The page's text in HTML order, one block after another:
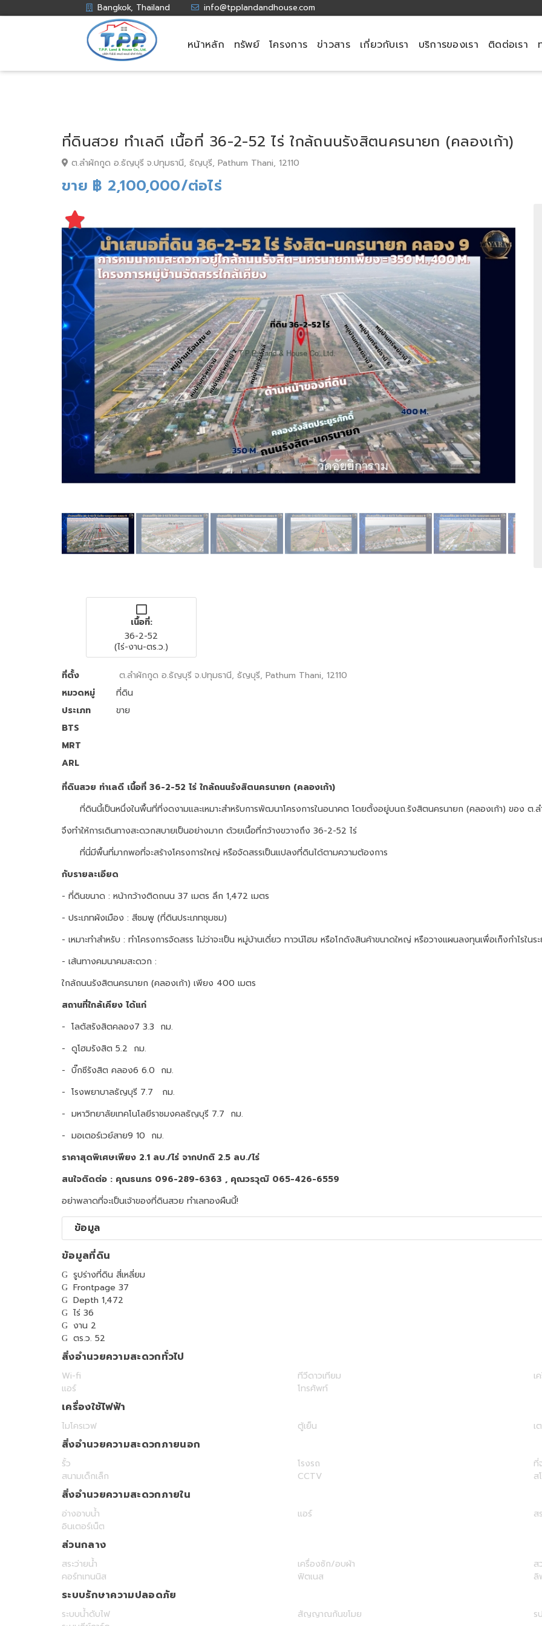
Bangkok, Thailand info@tpplandandhouse.com
หน้าหลัก ทรัพย์ โครงการ ข่าวสาร เกี่ยวกับเรา บริการของเรา ติดต่อเรา
ที่ดินสวย ทำเลดี เนื้อที่ 36-2-52 ไร่ ใกล้ถนนรังสิตนครนายก (คลองเก้า)
ต.ลำผักกูด อ.ธัญบุรี จ.ปทุมธานี, ธัญบุรี, Pathum Thani, 12110
ขาย ฿ 2,100,000/ต่อไร่
เนื้อที่:
36-2-52
(ไร่-งาน-ตร.ว.)
ที่ตั้ง
ต.ลำผักกูด อ.ธัญบุรี จ.ปทุมธานี, ธัญบุรี, Pathum Thani, 12110
หมวดหมู่
ที่ดิน
ประเภท
ขาย
BTS
MRT
ARL
ที่ดินสวย ทำเลดี เนื้อที่ 36-2-52 ไร่ ใกล้ถนนรังสิตนครนายก (คลองเก้า)
ที่ดินนี้เป็นหนึ่งในพื้นที่ที่งดงามและเหมาะสำหรับการพัฒนาโครงการในอนาคต โดยตั้งอยู่บนถ.รังสิตนครนายก (คลองเก้า) ของ ต.
จึงทำให้การเดินทางสะดวกสบายเป็นอย่างมาก ด้วยเนื้อที่กว้างขวางถึง 36-2-52 ไร่
ที่นี่มีพื้นที่มากพอที่จะสร้างโครงการใหญ่ หรือจัดสรรเป็นแปลงที่ดินได้ตามความต้องการ
กับรายละเอียด
- ที่ดินขนาด : หน้ากว้างติดถนน 37 เมตร ลึก 1,472 เมตร
- ประเภทผังเมือง : สีชมพู (ที่ดินประเภทชุมชม)
- เหมาะทำสำหรับ : ทำโครงการจัดสรร ไม่ว่าจะเป็น หมู่บ้านเดี่ยว ทาวน์โฮม หรือโกดังสินค้าขนาดใหญ่ หรือวางแผนลงทุนเพื่อเก็งกำไรในระ
- เส้นทางคมนาคมสะดวก :
ใกล้ถนนรังสิตนครนายก (คลองเก้า) เพียง 400 เมตร
สถานที่ใกล้เคียง ได้แก่
- โลตัสรังสิตคลอง7 3.3 กม.
- ดูโฮมรังสิต 5.2 กม.
- บิ๊กซีรังสิต คลอง6 6.0 กม.
- โรงพยาบาลธัญบุรี 7.7 กม.
- มหาวิทยาลัยเทคโนโลยีราชมงคลธัญบุรี 7.7 กม.
- มอเตอร์เวย์สาย9 10 กม.
ราคาสุดพิเศษเพียง 2.1 ลบ./ไร่ จากปกติ 2.5 ลบ./ไร่
สนใจติดต่อ : คุณธนภร 096-289-6363 , คุณวรวุฒิ 065-426-6559
อย่าพลาดที่จะเป็นเจ้าของที่ดินสวย ทำเลทองผืนนี้!
ข้อมูล
ข้อมูลที่ดิน
รูปร่างที่ดิน สี่เหลี่ยม
Frontpage 37
Depth 1,472
ไร่ 36
งาน 2
ตร.ว. 52
สิ่งอำนวยความสะดวกทั่วไป
Wi-fi ทีวีดาวเทียม
เ
แอร์
โทรศัพท์
เครื่องใช้ไฟฟ้า
ไมโครเวฟ ตู้เย็น เ
สิ่งอำนวยความสะดวกภายนอก
รั้ว โรงรถ
ที่
สนามเด็กเล็ก
CCTV ส
สิ่งอำนวยความสะดวกภายใน
อ่างอาบน้ำ แอร์
ส
อินเตอร์เน็ต
ส่วนกลาง
สระว่ายน้ำ เครื่องซัก/อบผ้า
ส
คอร์ทเทนนิส
ฟิตเนส ลิ
ระบบรักษาความปลอดภัย
ระบบน้ำดับไฟ สัญญาณกันขโมย
ร